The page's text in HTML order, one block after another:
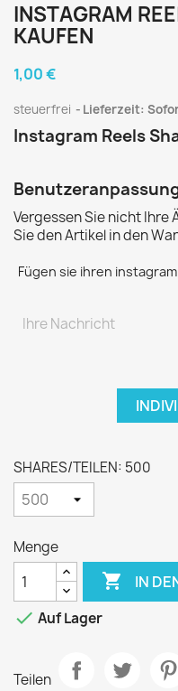
INSTAGRAM
KAUFEN
1,00 €
steuerfrei Lieferzeit:
Instagram Reels
Vergessen Sie nicht
Sie den Artikel in den
Fügen sie ihren
SHARES/TEILEN: 500
Menge
 IN
 Auf Lager
Teilen